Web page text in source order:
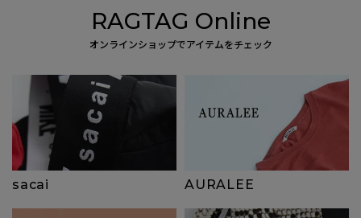
RAGTAG Online
オンラインショップでアイテムをチェック
sacai AURALEE